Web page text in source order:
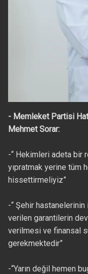
- Memleket Partisi
Mehmet Sorar:
-“ Hekimleri adeta bir
yıpratmak yerine tüm
hissettirmeliyiz”
-“ Şehir
verilen garantilerin
verilmesi ve finansal
gerekmektedir”
-“Yarın değil hemen